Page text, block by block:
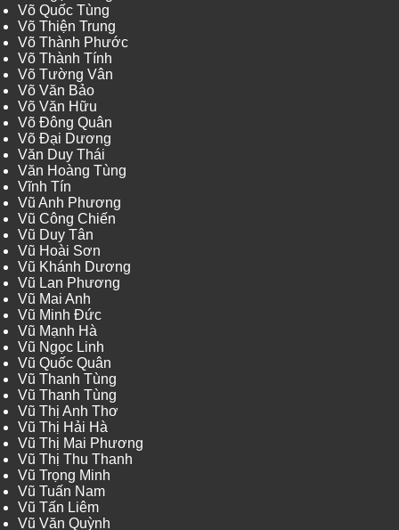
Võ Quốc Tùng
Võ Thiện Trung
Võ Thành Phước
Võ Thành Tính
Võ Tường Vân
Võ Văn Bảo
Võ Văn Hữu
Võ Đông Quân
Võ Đại Dương
Văn Duy Thái
Văn Hoàng Tùng
Vĩnh Tín
Vũ Anh Phương
Vũ Công Chiến
Vũ Duy Tân
Vũ Hoài Sơn
Vũ Khánh Dương
Vũ Lan Phương
Vũ Mai Anh
Vũ Minh Đức
Vũ Mạnh Hà
Vũ Ngọc Linh
Vũ Quốc Quân
Vũ Thanh Tùng
Vũ Thanh Tùng
Vũ Thị Anh Thơ
Vũ Thị Hải Hà
Vũ Thị Mai Phương
Vũ Thị Thu Thanh
Vũ Trọng Minh
Vũ Tuấn Nam
Vũ Tấn Liêm
Vũ Văn Quỳnh